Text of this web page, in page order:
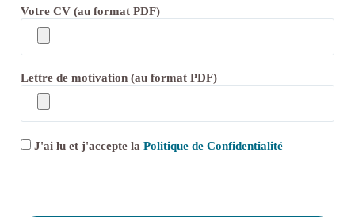
Votre CV (au format PDF)
Lettre de motivation (au format PDF)
J'ai lu et j'accepte laPolitique de Confidentialité